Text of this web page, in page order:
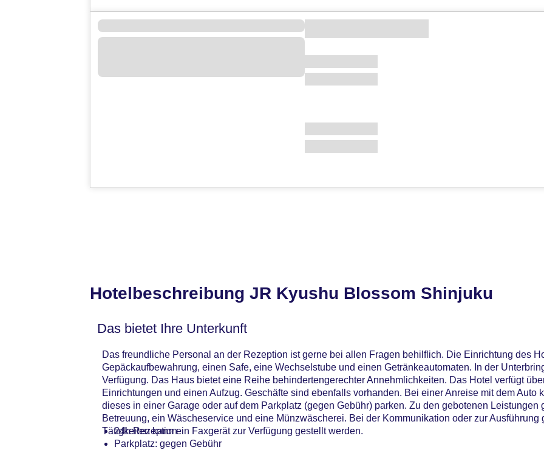
Hotelbeschreibung JR Kyushu Blossom Shinjuku
Das bietet Ihre Unterkunft
Das freundliche Personal an der Rezeption ist gerne bei allen Fragen behilflich. Die Einrichtung des
Gepäckaufbewahrung, einen Safe, eine Wechselstube und einen Getränkeautomaten. In der
Verfügung. Das Haus bietet eine Reihe behindertengerechter Annehmlichkeiten. Das Hotel verfügt
Einrichtungen und einen Aufzug. Geschäfte sind ebenfalls vorhanden. Bei einer Anreise mit dem Auto
dieses in einer Garage oder auf dem Parkplatz (gegen Gebühr) parken. Zu den gebotenen Leistungen
Betreuung, ein Wäscheservice und eine Münzwäscherei. Bei der Kommunikation oder zur Ausführung
Tätigkeiten kann ein Faxgerät zur Verfügung gestellt werden.
24h Rezeption
Parkplatz: gegen Gebühr